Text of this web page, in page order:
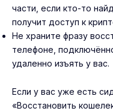
части, если кто-то
получит доступ к
Не храните фразу
телефоне,
удаленно изъять у вас.
Если у вас уже есть
«Восстановить